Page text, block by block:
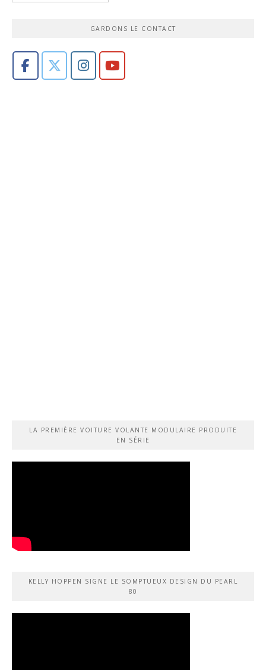
GARDONS LE CONTACT
LA PREMIÈRE VOITURE VOLANTE MODULAIRE PRODUITE
EN SÉRIE
KELLY HOPPEN SIGNE LE SOMPTUEUX DESIGN DU PEARL
80